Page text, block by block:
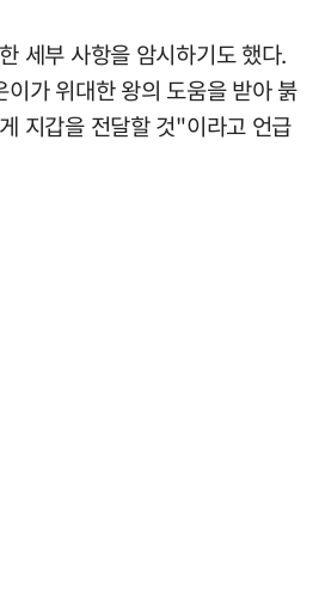
세부 사항을 암시하기도 했다.
가 위대한 왕의 도움을 받아 붉
지갑을 전달할 것"이라고 언급